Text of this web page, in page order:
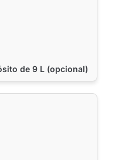
de 9 L (opcional)